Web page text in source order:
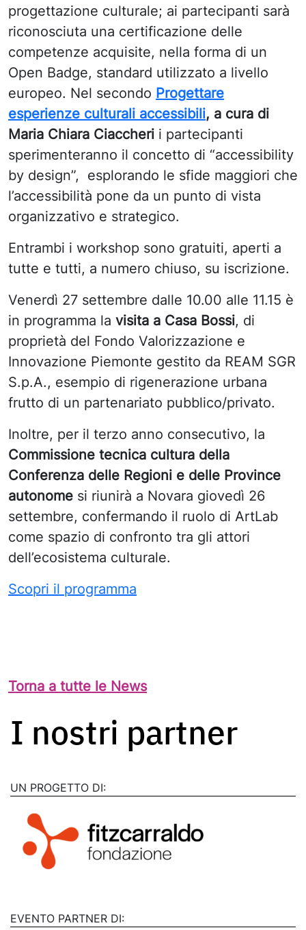
progettazione culturale; ai partecipanti sarà
riconosciuta una certificazione delle
competenze acquisite, nella forma di un
Open Badge, standard utilizzato a livello
europeo. Nel secondo Progettare
esperienze culturali accessibili, a cura di
Maria Chiara Ciaccheri i partecipanti
sperimenteranno il concetto di “accessibility
by design”, esplorando le sfide maggiori che
l’accessibilità pone da un punto di vista
organizzativo e strategico.
Entrambi i workshop sono gratuiti, aperti a
tutte e tutti, a numero chiuso, su iscrizione.
Venerdì 27 settembre dalle 10.00 alle 11.15 è
in programma la visita a Casa Bossi, di
proprietà del Fondo Valorizzazione e
Innovazione Piemonte gestito da REAM SGR
S.p.A., esempio di rigenerazione urbana
frutto di un partenariato pubblico/privato.
Inoltre, per il terzo anno consecutivo, la
Commissione tecnica cultura della
Conferenza delle Regioni e delle Province
autonome si riunirà a Novara giovedì 26
settembre, confermando il ruolo di ArtLab
come spazio di confronto tra gli attori
dell’ecosistema culturale.
Scopri il programma
Torna a tutte le News
I nostri partner
UN PROGETTO DI:
EVENTO PARTNER DI: